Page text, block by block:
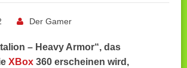
Der Gamer
– Heavy Armor“, das
XBox 360 erscheinen wird,